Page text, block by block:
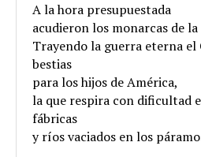
A la hora presupuestada
acudieron los monarcas de
Trayendo la guerra eterna el
bestias
para los hijos de América,
la que respira con dificultad
fábricas
y ríos vaciados en los